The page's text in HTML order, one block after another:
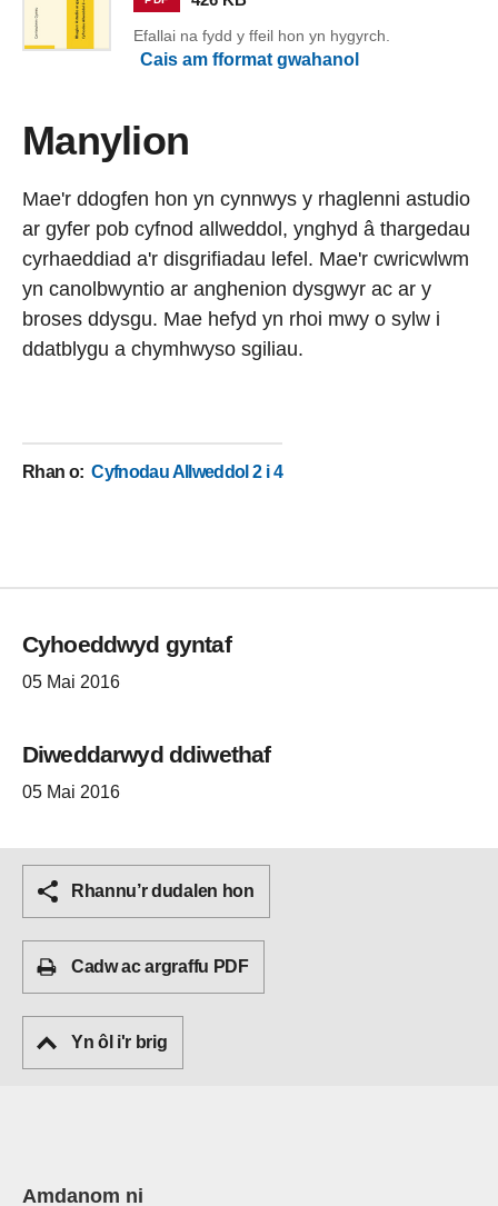
Efallai na fydd y ffeil hon yn hygyrch.
Cais am fformat gwahanol
Manylion
Mae'r ddogfen hon yn cynnwys y rhaglenni astudio
ar gyfer pob cyfnod allweddol, ynghyd â thargedau
cyrhaeddiad a'r disgrifiadau lefel. Mae'r cwricwlwm
yn canolbwyntio ar anghenion dysgwyr ac ar y
broses ddysgu. Mae hefyd yn rhoi mwy o sylw i
ddatblygu a chymhwyso sgiliau.
Rhan o:Cyfnodau Allweddol 2 i 4
Cyhoeddwyd gyntaf
05 Mai 2016
Diweddarwyd ddiwethaf
05 Mai 2016
Rhannu’r dudalen hon
Cadw ac argraffu PDF
Yn ôl i'r brig
Amdanom ni